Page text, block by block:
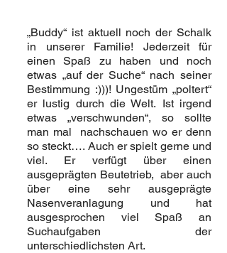
„Buddy“ ist aktuell noch der Schalk
in unserer Familie! Jederzeit für
einen Spaß zu haben und noch
etwas „auf der Suche“ nach seiner
Bestimmung :)))! Ungestüm „poltert“
er lustig durch die Welt. Ist irgend
etwas „verschwunden“, so sollte
man mal nachschauen wo er denn
so steckt…. Auch er spielt gerne und
viel. Er verfügt über einen
ausgeprägten Beutetrieb, aber auch
über eine sehr ausgeprägte
Nasenveranlagung und hat
ausgesprochen viel Spaß an
Suchaufgaben der
unterschiedlichsten Art.